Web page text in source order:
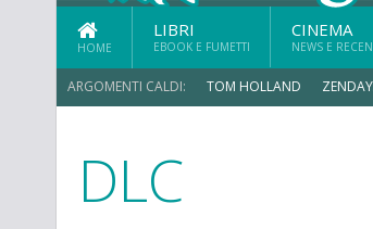
HOME
LIBRI
EBOOK E FUMETTI
CINEMA
NEWS E
ARGOMENTI CALDI: TOM HOLLAND
DLC